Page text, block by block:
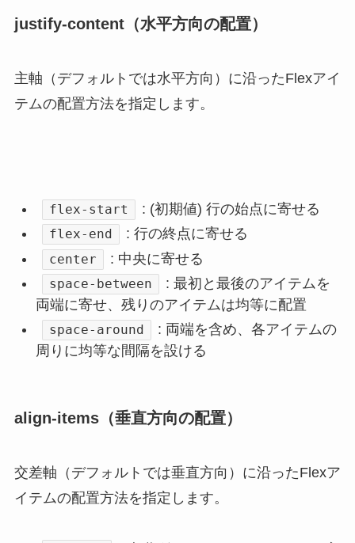
justify-content（水平方向の配置）
主軸（デフォルトでは水平方向）に沿ったFlexアイ
テムの配置方法を指定します。
flex-start : (初期値) 行の始点に寄せる
flex-end : 行の終点に寄せる
center : 中央に寄せる
space-between
: 最初と最後のアイテムを
両端に寄せ、残りのアイテムは均等に配置
space-around
: 両端を含め、各アイテムの
周りに均等な間隔を設ける
align-items（垂直方向の配置）
交差軸（デフォルトでは垂直方向）に沿ったFlexア
イテムの配置方法を指定します。